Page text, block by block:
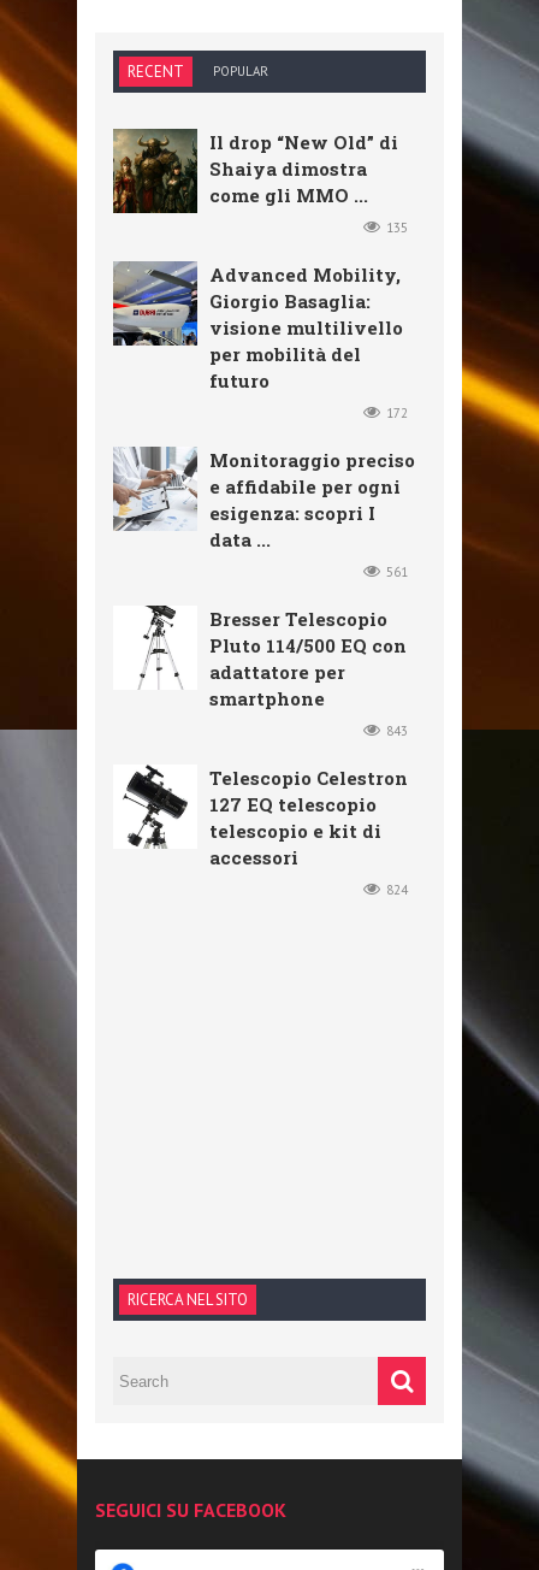
RECENT POPULAR
Il drop “New Old” di
Shaiya dimostra
come gli MMO ...
135
Advanced Mobility,
Giorgio Basaglia:
visione multilivello
per mobilità del
futuro
172
Monitoraggio preciso
e affidabile per ogni
esigenza: scopri I
data ...
561
Bresser Telescopio
Pluto 114/500 EQ con
adattatore per
smartphone
843
Telescopio Celestron
127 EQ telescopio
telescopio e kit di
accessori
824
RICERCA NEL SITO
SEGUICI SU FACEBOOK